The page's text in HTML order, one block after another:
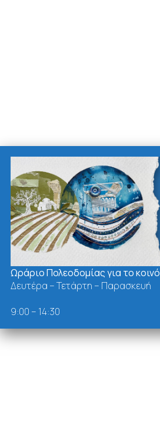
Ωράριο Πολεοδομίας για το κοινό
Δευτέρα – Τετάρτη – Παρασκευή
9:00 – 14:30